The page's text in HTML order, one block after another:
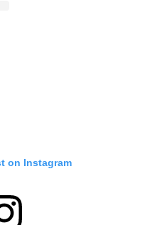
on Instagram